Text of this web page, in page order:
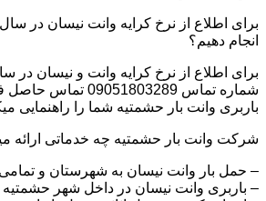
انجام دهیم؟
شماره تماس
باربری وانت بار حشمتیه شما را راهنمایی
شرکت وانت بار حشمتیه چه خدماتی ارائه
– حمل بار وانت نیسان به شهرستان و
– باربری وانت نیسان در داخل شهر حشمتیه